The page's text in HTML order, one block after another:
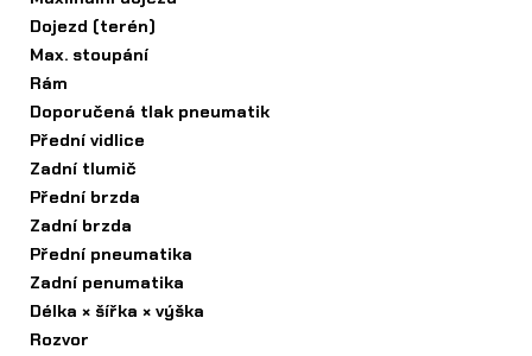
Dojezd (terén)
Max. stoupání
Rám
Doporučená tlak pneumatik
Přední vidlice
Zadní tlumič
Přední brzda
Zadní brzda
Přední pneumatika
Zadní penumatika
Délka × šířka × výška
Rozvor